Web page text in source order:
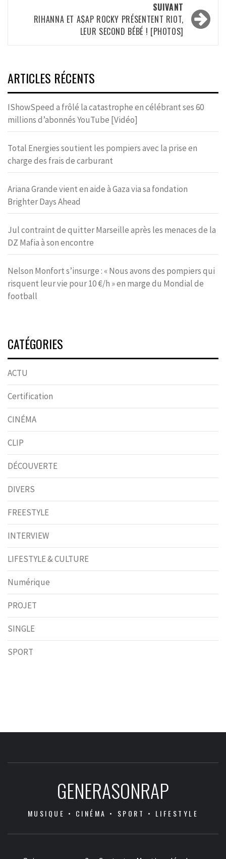
SUIVANT
RIHANNA ET A$AP ROCKY PRÉSENTENT RIOT,
LEUR SECOND BÉBÉ ! [PHOTOS]
ARTICLES RÉCENTS
IShowSpeed a frôlé la catastrophe en célébrant ses 60
millions d’abonnés YouTube [Vidéo]
Total Energies soutient les pompiers avec la prise en
charge des frais de carburant
Ariana Grande vient en aide à Gaza via sa fondation
Brighter Days Ahead
Jul contraint de quitter Marseille après les menaces de la
DZ Mafia à son encontre
Nelson Monfort s’insurge : « Nous avons des pompiers qui
risquent leur vie pour 10 €/h » en marge du Mondial de
football
CATÉGORIES
ACTU
Certification
CINÉMA
CLIP
DÉCOUVERTE
DIVERS
FREESTYLE
INTERVIEW
LIFESTYLE & CULTURE
Numérique
PROJET
SINGLE
SPORT
GENERASONRAP
MUSIQUE • CINÉMA • SPORT • LIFESTYLE